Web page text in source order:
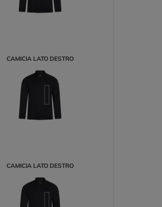
CAMICIA LATO DESTRO
CAMICIA LATO DESTRO